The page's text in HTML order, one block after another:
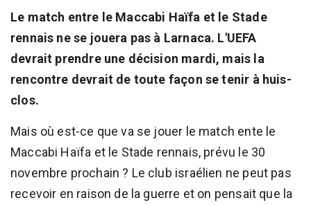
Le match entre le Maccabi Haïfa et le Stade
rennais ne se jouera pas à Larnaca. L'UEFA
devrait prendre une décision mardi, mais la
rencontre devrait de toute façon se tenir à huis-
clos.
Mais où est-ce que va se jouer le match ente le
Maccabi Haïfa et le Stade rennais, prévu le 30
novembre prochain ? Le club israélien ne peut pas
recevoir en raison de la guerre et on pensait que la